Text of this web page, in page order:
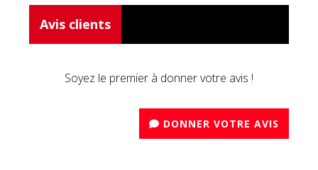
Avis clients
Soyez le premier à donner votre avis !
DONNER VOTRE AVIS